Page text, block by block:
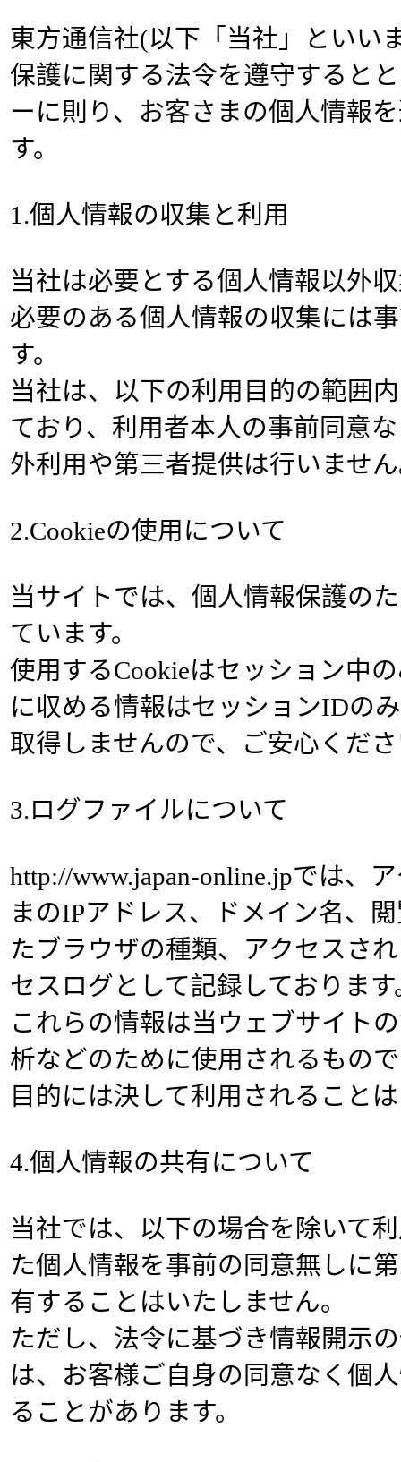
東方通信社(以下「当社」といい
保護に関する法令を遵守すると
ーに則り、お客さまの個人情報
す。
1.個人情報の収集と利用
当社は必要とする個人情報以外
必要のある個人情報の収集には
す。
当社は、以下の利用目的の範囲
ており、利用者本人の事前同意
外利用や第三者提供は行いませ
2.Cookieの使用について
当サイトでは、個人情報保護の
ています。
使用するCookieはセッション中
に収める情報はセッションIDの
取得しませんので、ご安心くだ
3.ログファイルについて
http://www.japan-online.jpでは、
まのIPアドレス、ドメイン名、
たブラウザの種類、アクセスさ
セスログとして記録しております
これらの情報は当ウェブサイト
析などのために使用されるもの
目的には決して利用されること
4.個人情報の共有について
当社では、以下の場合を除いて
た個人情報を事前の同意無しに
有することはいたしません。
ただし、法令に基づき情報開示
は、お客様ご自身の同意なく個
ることがあります。